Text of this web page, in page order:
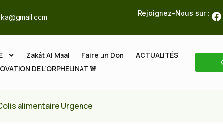
Rejoignez-Nous sur :
Zakât Al Maal Faire un Don
ACTUALITÉS
DE L’ORPHELINAT 🚨
alimentaire Urgence